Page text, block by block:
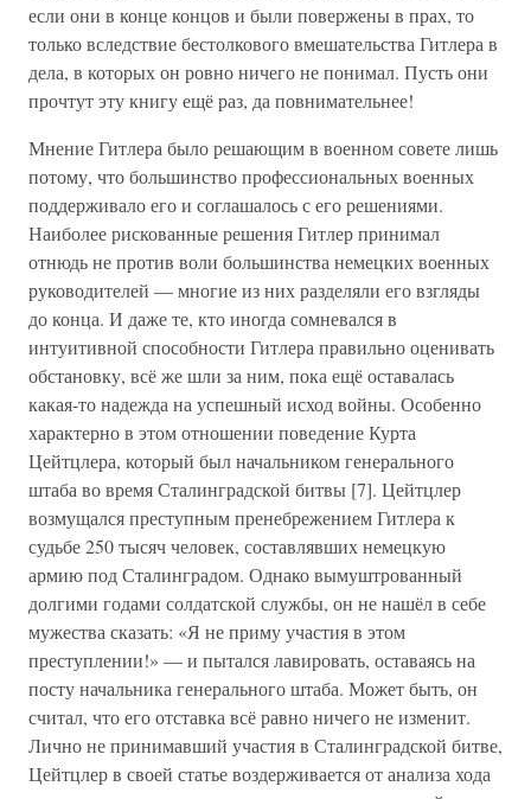
если они в конце концов и были повержены в прах, то
только вследствие бестолкового вмешательства Гитлера в
дела, в которых он ровно ничего не понимал. Пусть они
прочтут эту книгу ещё раз, да повнимательнее!
Мнение Гитлера было решающим в военном совете лишь
потому, что большинство профессиональных военных
поддерживало его и соглашалось с его решениями.
Наиболее рискованные решения Гитлер принимал
отнюдь не против воли большинства немецких военных
руководителей — многие из них разделяли его взгляды
до конца. И даже те, кто иногда сомневался в
интуитивной способности Гитлера правильно оценивать
обстановку, всё же шли за ним, пока ещё оставалась
какая-то надежда на успешный исход войны. Особенно
характерно в этом отношении поведение Курта
Цейтцлера, который был начальником генерального
штаба во время Сталинградской битвы [7]. Цейтцлер
возмущался преступным пренебрежением Гитлера к
судьбе 250 тысяч человек, составлявших немецкую
армию под Сталинградом. Однако вымуштрованный
долгими годами солдатской службы, он не нашёл в себе
мужества сказать: «Я не приму участия в этом
преступлении!» — и пытался лавировать, оставаясь на
посту начальника генерального штаба. Может быть, он
считал, что его отставка всё равно ничего не изменит.
Лично не принимавший участия в Сталинградской битве,
Цейтцлер в своей статье воздерживается от анализа хода